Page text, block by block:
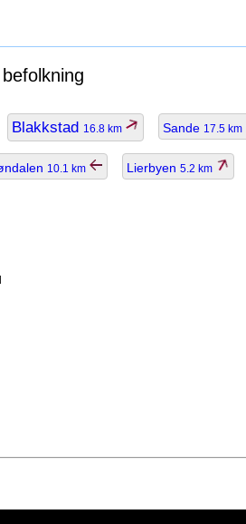
Blakkstad 16.8 km Sande 17.5 km
10.1 km Lierbyen 5.2 km